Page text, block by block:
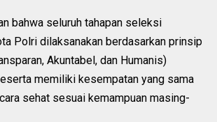
bahwa seluruh tahapan seleksi
Polri dilaksanakan berdasarkan prinsip
Akuntabel, dan Humanis)
memiliki kesempatan yang sama
sehat sesuai kemampuan masing-